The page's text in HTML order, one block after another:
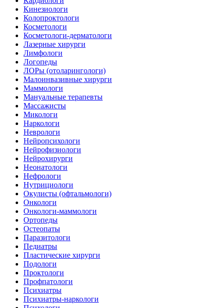
Кинезиологи
Колопроктологи
Косметологи
Косметологи-дерматологи
Лазерные хирурги
Лимфологи
Логопеды
ЛОРы (отоларингологи)
Малоинвазивные хирурги
Маммологи
Мануальные терапевты
Массажисты
Микологи
Наркологи
Неврологи
Нейропсихологи
Нейрофизиологи
Нейрохирурги
Неонатологи
Нефрологи
Нутрициологи
Окулисты (офтальмологи)
Онкологи
Онкологи-маммологи
Ортопеды
Остеопаты
Паразитологи
Педиатры
Пластические хирурги
Подологи
Проктологи
Профпатологи
Психиатры
Психиатры-наркологи